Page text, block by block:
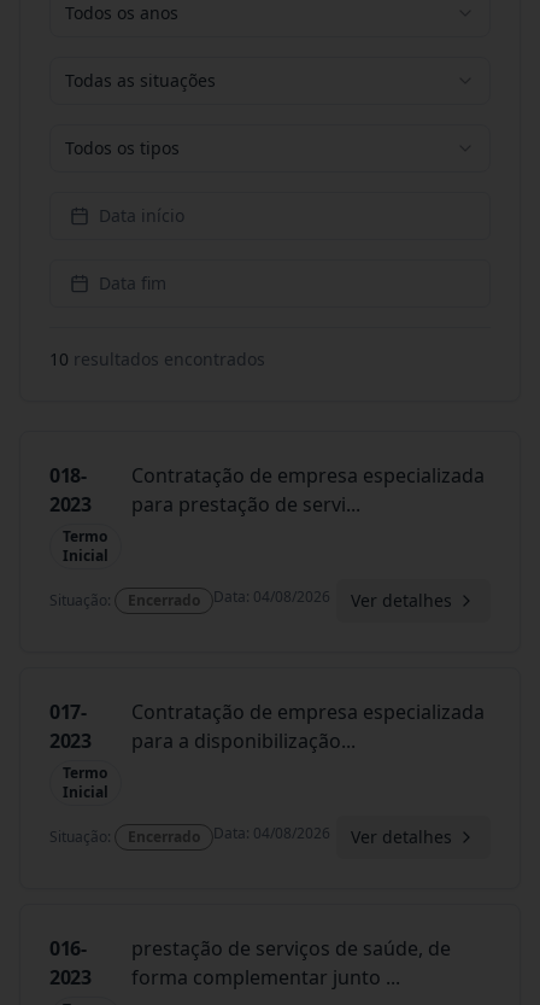
Todos os anos
Todas as situações
Todos os tipos
Data início
Data fim
10 resultados encontrados
018-
2023
Termo
Inicial
Contratação de empresa especializada
para prestação de servi...
Situação: Encerrado Data: 04/08/2026 Ver detalhes
017-
2023
Termo
Inicial
Contratação de empresa especializada
para a disponibilização...
Situação: Encerrado Data: 04/08/2026 Ver detalhes
016-
2023
prestação de serviços de saúde, de
forma complementar junto ...